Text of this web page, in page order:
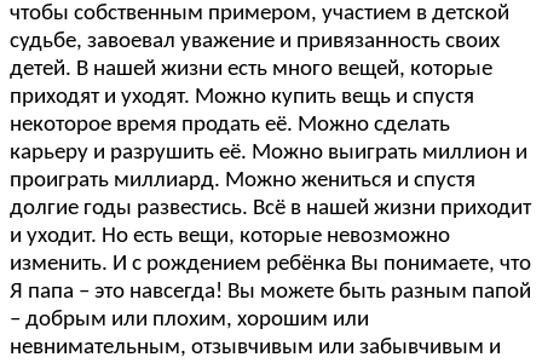
чтобы собственным примером, участием в детской
судьбе, завоевал уважение и привязанность своих
детей. В нашей жизни есть много вещей, которые
приходят и уходят. Можно купить вещь и спустя
некоторое время продать её. Можно сделать
карьеру и разрушить её. Можно выиграть миллион и
проиграть миллиард. Можно жениться и спустя
долгие годы развестись. Всё в нашей жизни приходит
и уходит. Но есть вещи, которые невозможно
изменить. И с рождением ребёнка Вы понимаете, что
Я папа – это навсегда! Вы можете быть разным папой
– добрым или плохим, хорошим или
невнимательным, отзывчивым или забывчивым и